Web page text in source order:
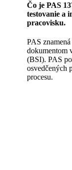
Čo je PAS
testovanie a
pracovisku.
PAS
dokumentom
(BSI). PAS
osvedčených
procesu.